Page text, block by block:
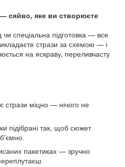
сяйво, яке ви створюєте
чи спеціальна підготовка — все
стрази за схемою — і
на яскраву, переливчасту
стрази міцно — нічого не
підібрані так, щоб сюжет
пакетиках — зручно